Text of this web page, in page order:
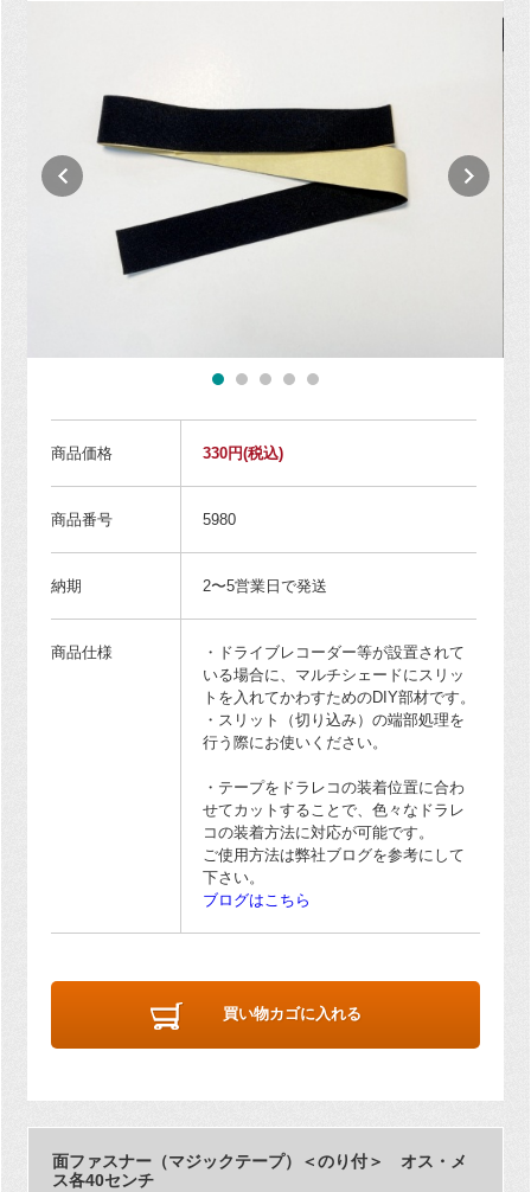
商品価格 330円(税込)
商品番号 5980
納期 2〜5営業日で発送
商品仕様
・ドライブレコーダー等が設置されて
いる場合に、マルチシェードにスリッ
トを入れてかわすためのDIY部材です。
・スリット（切り込み）の端部処理を
行う際にお使いください。
・テープをドラレコの装着位置に合わ
せてカットすることで、色々なドラレ
コの装着方法に対応が可能です。
ご使用方法は弊社ブログを参考にして
下さい。
ブログはこちら
買い物カゴに入れる
面ファスナー（マジックテープ）＜のり付＞ オス・メ
ス各40センチ